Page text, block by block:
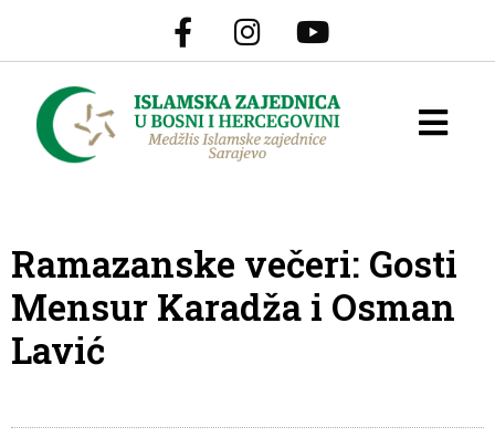
Ramazanske večeri: Gosti
Mensur Karadža i Osman
Lavić